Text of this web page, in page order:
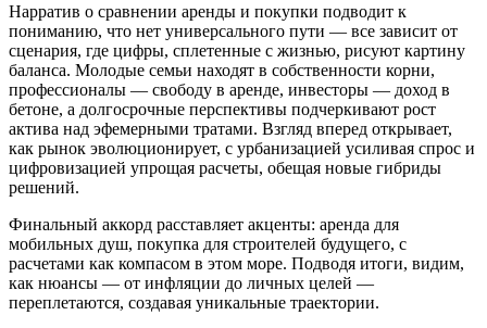
Нарратив о сравнении аренды и покупки подводит к
пониманию, что нет универсального пути — все зависит от
сценария, где цифры, сплетенные с жизнью, рисуют картину
баланса. Молодые семьи находят в собственности корни,
профессионалы — свободу в аренде, инвесторы — доход в
бетоне, а долгосрочные перспективы подчеркивают рост
актива над эфемерными тратами. Взгляд вперед открывает,
как рынок эволюционирует, с урбанизацией усиливая спрос и
цифровизацией упрощая расчеты, обещая новые гибриды
решений.
Финальный аккорд расставляет акценты: аренда для
мобильных душ, покупка для строителей будущего, с
расчетами как компасом в этом море. Подводя итоги, видим,
как нюансы — от инфляции до личных целей —
переплетаются, создавая уникальные траектории.